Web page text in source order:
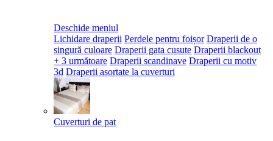
Deschide meniul
Lichidare draperii Perdele pentru foișor Draperii de o
singură culoare Draperii gata cusute Draperii blackout
+ 3 următoare Draperii scandinave Draperii cu motiv
3d Draperii asortate la cuverturi
Cuverturi de pat